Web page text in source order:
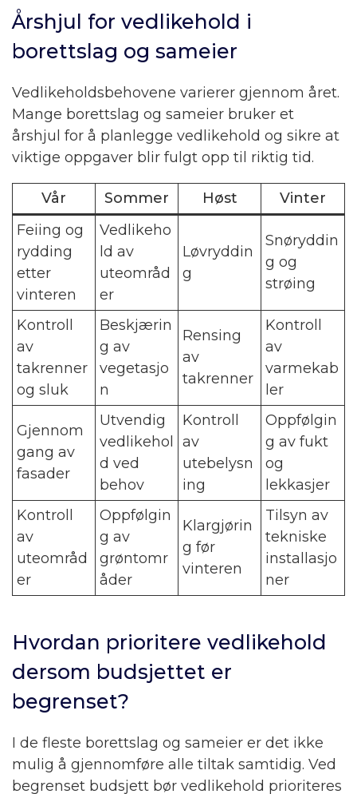
Årshjul for vedlikehold i
borettslag og sameier
Vedlikeholdsbehovene varierer gjennom året.
Mange borettslag og sameier bruker et
årshjul for å planlegge vedlikehold og sikre at
viktige oppgaver blir fulgt opp til riktig tid.
Vår Sommer Høst
Vinter
Feiing og
rydding
etter
vinteren
Vedlikeho
ld av
uteområd
er
Løvryddin
g
Snøryddin
g og
strøing
Kontroll
av
takrenner
og sluk
Beskjærin
g av
vegetasjo
n
Rensing
av
takrenner
Kontroll
av
varmekab
ler
Gjennom
gang av
fasader
Utvendig
vedlikehol
d ved
behov
Kontroll
av
utebelysn
ing
Oppfølgin
g av fukt
og
lekkasjer
Kontroll
av
uteområd
er
Oppfølgin
g av
grøntomr
åder
Klargjørin
g før
vinteren
Tilsyn av
tekniske
installasjo
ner
Hvordan prioritere vedlikehold
dersom budsjettet er
begrenset?
I de fleste borettslag og sameier er det ikke
mulig å gjennomføre alle tiltak samtidig. Ved
begrenset budsjett bør vedlikehold prioriteres